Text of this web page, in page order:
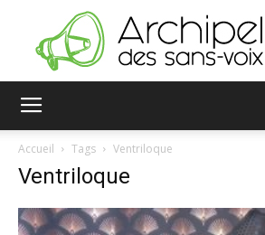
Accueil Tags Ventriloque
Ventriloque